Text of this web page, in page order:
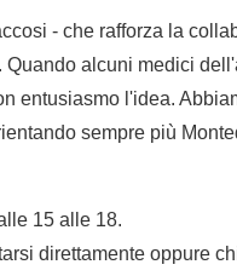
- che rafforza la
alcuni medici
entusiasmo l'idea.
sempre più
15 alle 18.
direttamente oppure